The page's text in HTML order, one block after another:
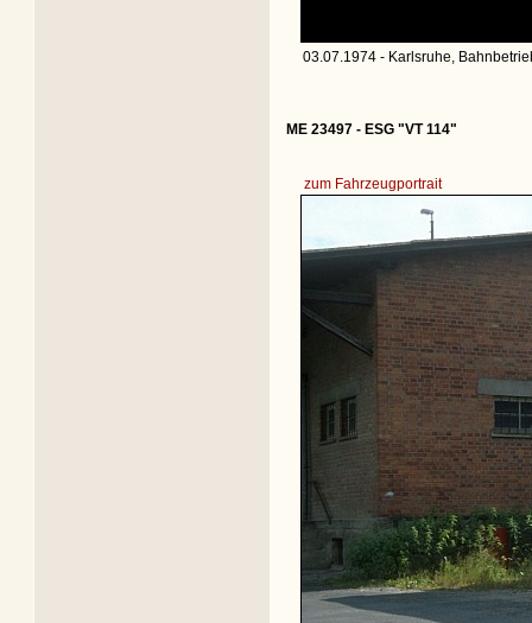
03.07.1974 - Karlsruhe,
ME 23497 - ESG "VT 114"
zum Fahrzeugportrait